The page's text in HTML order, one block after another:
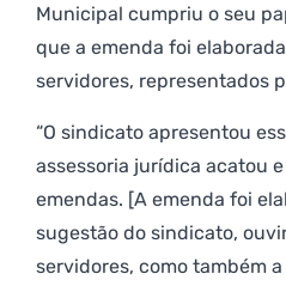
Municipal cumpriu o seu
que a emenda foi
servidores, representados
“O sindicato apresentou
assessoria jurídica acatou
emendas. [A emenda foi
sugestão do sindicato,
servidores, como também